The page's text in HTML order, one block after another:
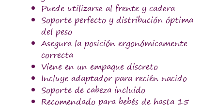
Puede utilizarse al frente y cadera
Soporte perfecto y distribución óptima
del peso
Asegura la posición ergonómicamente
correcta
Viene en un empaque discreto
Incluye adaptador para recién nacido
Soporte de cabeza incluido
Recomendado para bebés de hasta 15